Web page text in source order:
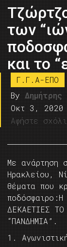
των
και το
Γ.Γ.Α-ΕΠΟ
By Δημήτρης
Οκτ 3, 2020
Αφήστε
Με ανάρτηση
Ηρακλείου,
θέματα που
ΔΕΚΑΕΤΙΕΣ
“ΠΑΝΔΗΜΙΑ”.
1.